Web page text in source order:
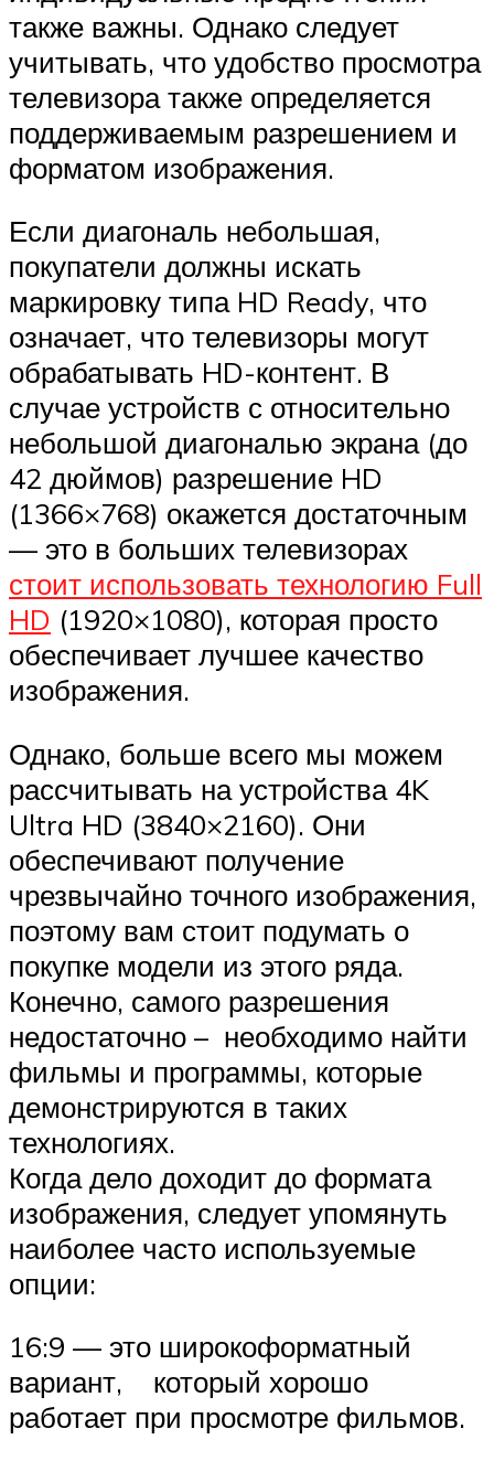
также важны. Однако следует
учитывать, что удобство просмотра
телевизора также определяется
поддерживаемым разрешением и
форматом изображения.
Если диагональ небольшая,
покупатели должны искать
маркировку типа HD Ready, что
означает, что телевизоры могут
обрабатывать HD-контент. В
случае устройств с относительно
небольшой диагональю экрана (до
42 дюймов) разрешение HD
(1366×768) окажется достаточным
— это в больших телевизорах
стоит использовать технологию Full
HD (1920×1080), которая просто
обеспечивает лучшее качество
изображения.
Однако, больше всего мы можем
рассчитывать на устройства 4K
Ultra HD (3840×2160). Они
обеспечивают получение
чрезвычайно точного изображения,
поэтому вам стоит подумать о
покупке модели из этого ряда.
Конечно, самого разрешения
недостаточно – необходимо найти
фильмы и программы, которые
демонстрируются в таких
технологиях.
Когда дело доходит до формата
изображения, следует упомянуть
наиболее часто используемые
опции:
16:9 — это широкоформатный
вариант, который хорошо
работает при просмотре фильмов.